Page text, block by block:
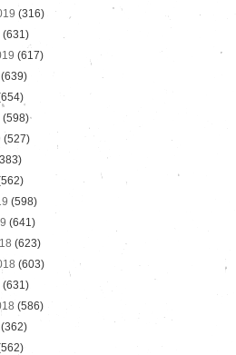
(316)
(631)
(617)
(639)
(598)
(527)
(598)
(641)
(623)
(603)
(631)
(586)
(362)